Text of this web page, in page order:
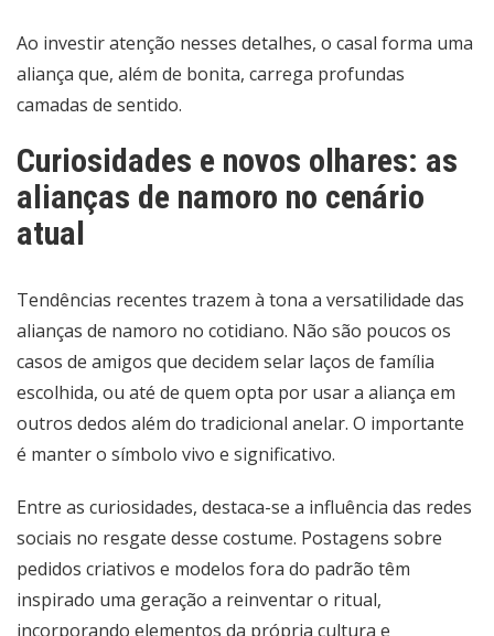
Ao investir atenção nesses detalhes, o casal forma uma
aliança que, além de bonita, carrega profundas
camadas de sentido.
Curiosidades e novos olhares: as
alianças de namoro no cenário
atual
Tendências recentes trazem à tona a versatilidade das
alianças de namoro no cotidiano. Não são poucos os
casos de amigos que decidem selar laços de família
escolhida, ou até de quem opta por usar a aliança em
outros dedos além do tradicional anelar. O importante
é manter o símbolo vivo e significativo.
Entre as curiosidades, destaca-se a influência das redes
sociais no resgate desse costume. Postagens sobre
pedidos criativos e modelos fora do padrão têm
inspirado uma geração a reinventar o ritual,
incorporando elementos da própria cultura e